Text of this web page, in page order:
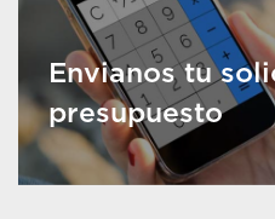
Envianos tu
presupuesto